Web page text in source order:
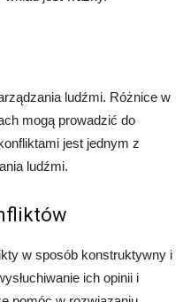
ludźmi. Różnice w
mogą prowadzić do
jest jednym z
ludźmi.
w sposób konstruktywny i
ich opinii i